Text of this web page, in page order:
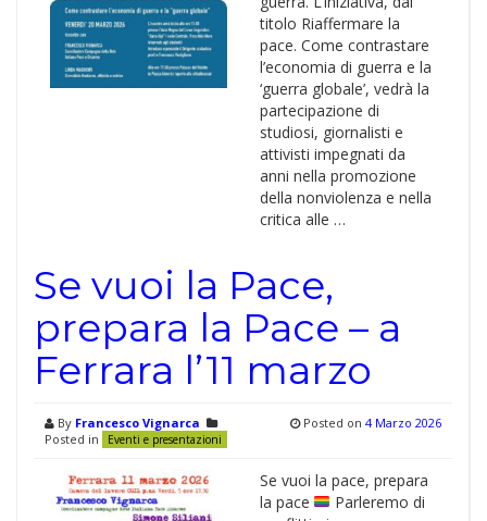
titolo Riaffermare la
pace. Come contrastare
l’economia di guerra e la
‘guerra globale’, vedrà la
partecipazione di
studiosi, giornalisti e
attivisti impegnati da
anni nella promozione
della nonviolenza e nella
critica alle …
Se vuoi la Pace,
prepara la Pace – a
Ferrara l’11 marzo
By Francesco Vignarca
Posted in
Eventi e presentazioni
Posted on 4 Marzo 2026
Se vuoi la pace, prepara
la pace
Parleremo di